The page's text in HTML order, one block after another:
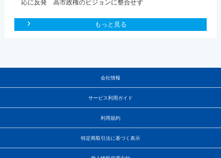
応に反発 高市政権のビジョンに整合せず
もっと見る
会社情報
サービス利用ガイド
利用規約
特定商取引法に基づく表示